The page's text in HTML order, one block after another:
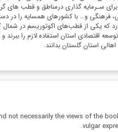
گذاری درمناطق و قطب های
فرهنگی و… با کشورهای همسایه را
اقتصادی استان استفاده لازم را
استان گلستان بدانند.
not necessarily the views of the
vulgar